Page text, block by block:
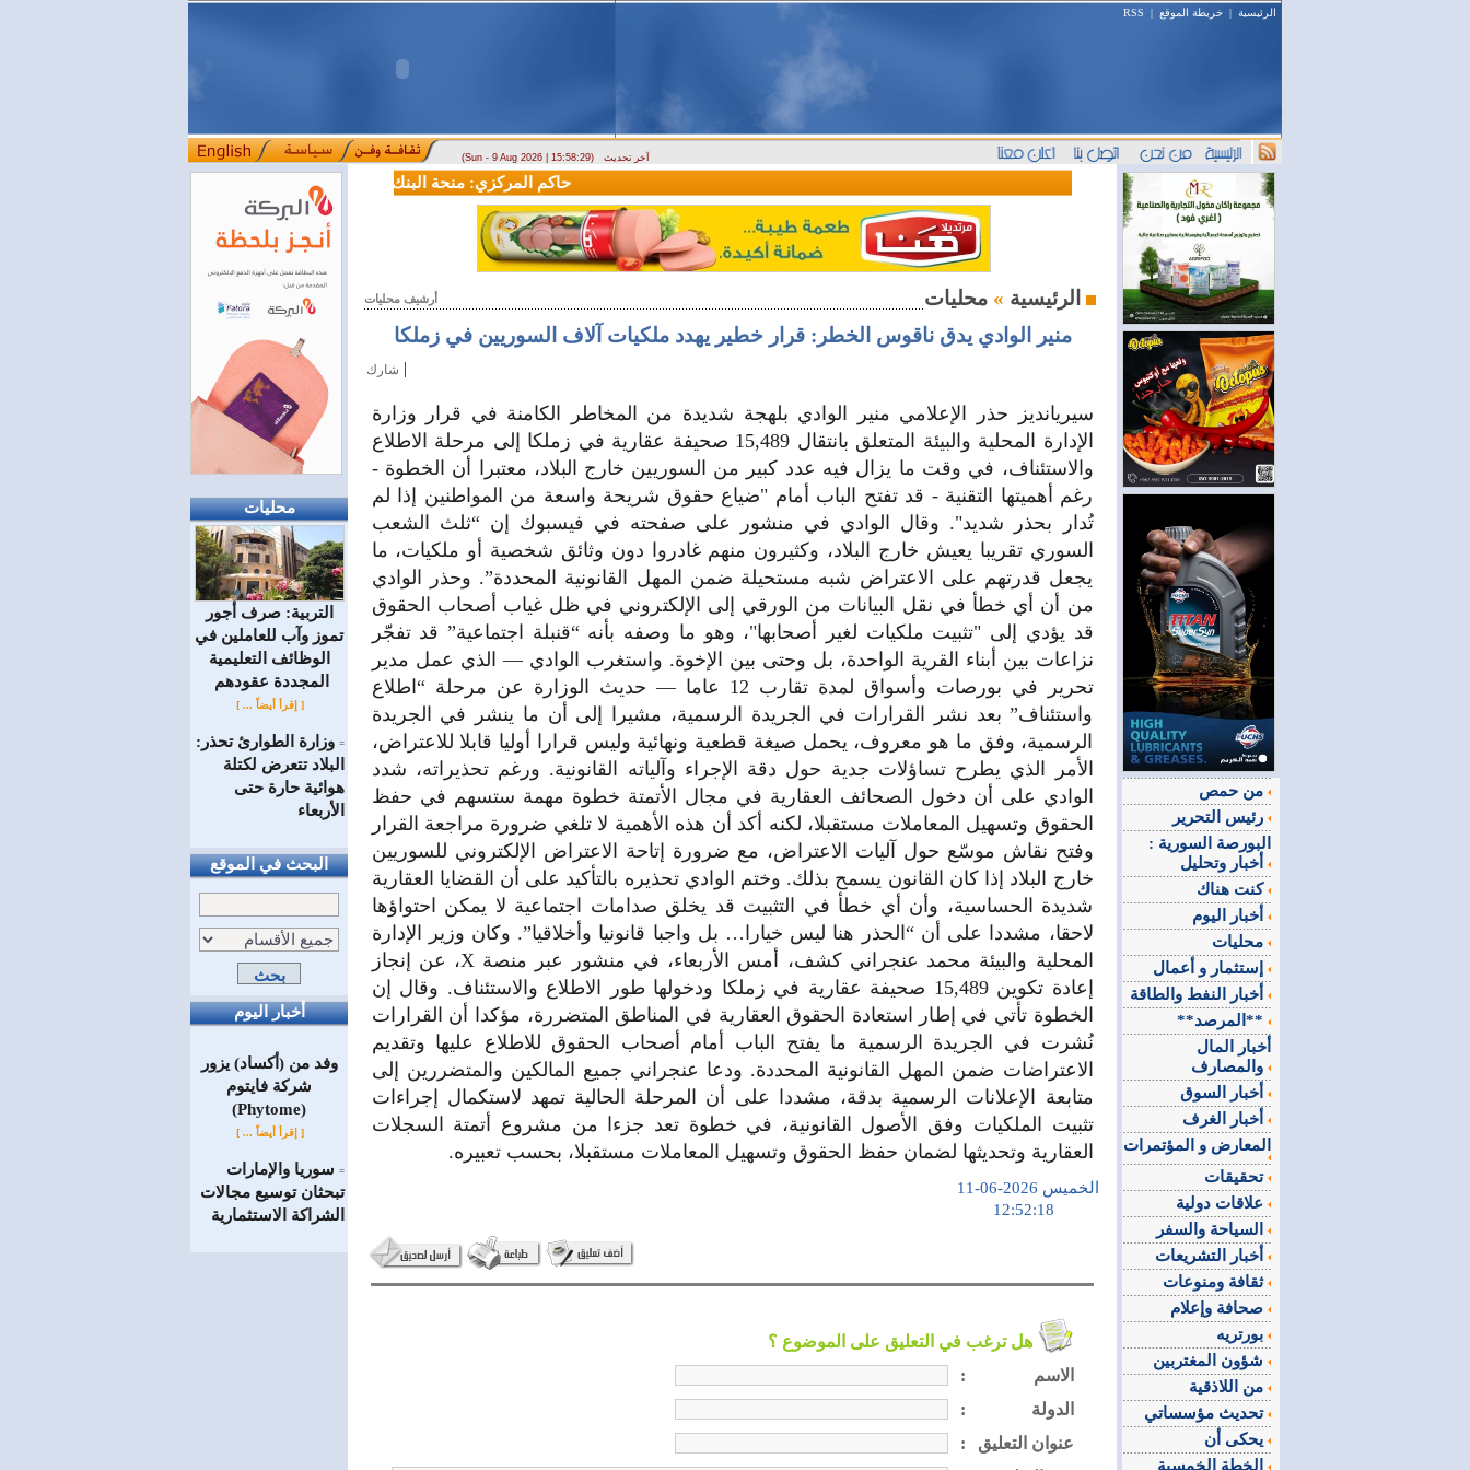
الرئيسية | خريطة الموقع |
RSS
(Sun - 9 Aug 2026 | 15:58:29) آخر تحديث
محليات
التربية: صرف أجور
تموز وآب للعاملين في
الوظائف ‏التعليمية
المجددة عقودهم ‏
[ إقرأ أيضاً ... ]
= وزارة الطوارئ تحذر:
البلاد تتعرض لكتلة
هوائية حارة حتى
الأربعاء
البحث في الموقع
أخبار اليوم
وفد من (أكساد) يزور
شركة فايتوم
(Phytome)
[ إقرأ أيضاً ... ]
= سوريا والإمارات
تبحثان توسيع مجالات
الشراكة الاستثمارية
حاكم المركزي: منحة البنك الدولي لسورية خطوة أساسية نحو بناء قطاع مالي حديث
أرشيف محليات الرئيسية »
منير الوادي يدق ناقوس الخطر: قرار خطير يهدد ملكيات آلاف السوريين في زملكا
شارك |
سيريانديز حذر الإعلامي منير الوادي بلهجة شديدة من المخاطر الكامنة في قرار وزارة
الإدارة المحلية والبيئة المتعلق بانتقال 15,489 صحيفة عقارية في زملكا إلى مرحلة الاطلاع
والاستئناف، في وقت ما يزال فيه عدد كبير من السوريين خارج البلاد، معتبرا أن الخطوة -
رغم أهميتها التقنية - قد تفتح الباب أمام "ضياع حقوق شريحة واسعة من المواطنين إذا لم
تُدار بحذر شديد". وقال الوادي في منشور على صفحته في فيسبوك إن “ثلث الشعب
السوري تقريبا يعيش خارج البلاد، وكثيرون منهم غادروا دون وثائق شخصية أو ملكيات، ما
يجعل قدرتهم على الاعتراض شبه مستحيلة ضمن المهل القانونية المحددة”. وحذر الوادي
من أن أي خطأ في نقل البيانات من الورقي إلى الإلكتروني في ظل غياب أصحاب الحقوق
قد يؤدي إلى "تثبيت ملكيات لغير أصحابها"، وهو ما وصفه بأنه “قنبلة اجتماعية” قد تفجّر
نزاعات بين أبناء القرية الواحدة، بل وحتى بين الإخوة. واستغرب الوادي — الذي عمل مدير
تحرير في بورصات وأسواق لمدة تقارب 12 عاما — حديث الوزارة عن مرحلة “اطلاع
واستئناف” بعد نشر القرارات في الجريدة الرسمية، مشيرا إلى أن ما ينشر في الجريدة
الرسمية، وفق ما هو معروف، يحمل صيغة قطعية ونهائية وليس قرارا أوليا قابلا للاعتراض،
الأمر الذي يطرح تساؤلات جدية حول دقة الإجراء وآلياته القانونية. ورغم تحذيراته، شدد
الوادي على أن دخول الصحائف العقارية في مجال الأتمتة خطوة مهمة ستسهم في حفظ
الحقوق وتسهيل المعاملات مستقبلا، لكنه أكد أن هذه الأهمية لا تلغي ضرورة مراجعة القرار
وفتح نقاش موسّع حول آليات الاعتراض، مع ضرورة إتاحة الاعتراض الإلكتروني للسوريين
خارج البلاد إذا كان القانون يسمح بذلك. وختم الوادي تحذيره بالتأكيد على أن القضايا العقارية
شديدة الحساسية، وأن أي خطأ في التثبيت قد يخلق صدامات اجتماعية لا يمكن احتواؤها
لاحقا، مشددا على أن “الحذر هنا ليس خيارا… بل واجبا قانونيا وأخلاقيا”. وكان وزير الإدارة
المحلية والبيئة محمد عنجراني كشف، أمس الأربعاء، في منشور عبر منصة X، عن إنجاز
إعادة تكوين 15,489 صحيفة عقارية في زملكا ودخولها طور الاطلاع والاستئناف. وقال إن
الخطوة تأتي في إطار استعادة الحقوق العقارية في المناطق المتضررة، مؤكدا أن القرارات
نُشرت في الجريدة الرسمية ما يفتح الباب أمام أصحاب الحقوق للاطلاع عليها وتقديم
الاعتراضات ضمن المهل القانونية المحددة. ودعا عنجراني جميع المالكين والمتضررين إلى
متابعة الإعلانات الرسمية بدقة، مشددا على أن المرحلة الحالية تمهد لاستكمال إجراءات
تثبيت الملكيات وفق الأصول القانونية، في خطوة تعد جزءا من مشروع أتمتة السجلات
العقارية وتحديثها لضمان حفظ الحقوق وتسهيل المعاملات مستقبلا، بحسب تعبيره.
الخميس 2026-06-11
هل ترغب في التعليق على الموضوع ؟
:
الاسم
:
الدولة
:
عنوان التعليق
البورصة السورية :
كنت هناك
**المرصد**
أخبار المال
المعارض و المؤتمرات
تحقيقات
ثقافة ومنوعات
تحديث مؤسساتي